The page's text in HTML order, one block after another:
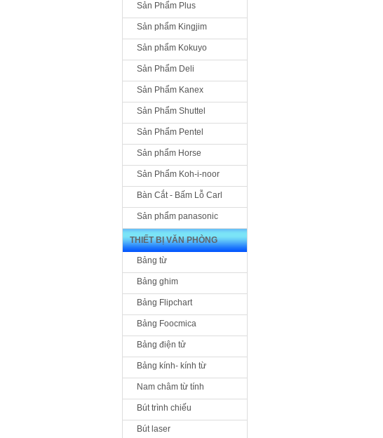
Sản Phẩm Plus
Sản phẩm Kingjim
Sản phẩm Kokuyo
Sản Phẩm Deli
Sản Phẩm Kanex
Sản Phẩm Shuttel
Sản Phẩm Pentel
Sản phẩm Horse
Sản Phẩm Koh-i-noor
Bàn Cắt - Bấm Lỗ Carl
Sản phẩm panasonic
THIẾT BỊ VĂN PHÒNG
Bảng từ
Bảng ghim
Bảng Flipchart
Bảng Foocmica
Bảng điện tử
Bảng kính- kính từ
Nam châm từ tính
Bút trình chiếu
Bút laser